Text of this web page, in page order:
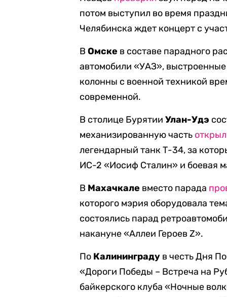
потом выступил во время
Челябинска ждет концерт с
ВОмске в составе парадного
автомобили «УАЗ»,
колонны с военной техникой
современной.
В столице БурятииУлан-Удэ
механизированную часть открыл
легендарный танк Т-34, за
ИС-2 «Иосиф Сталин» и боевая
В Махачкале вместо парада
которого мэрия оборудовала
состоялись парад
накануне «Аллеи Героев Z».
По Калининграду в честь Дня
«Дороги Победы – Встреча на
байкерского клуба «Ночные